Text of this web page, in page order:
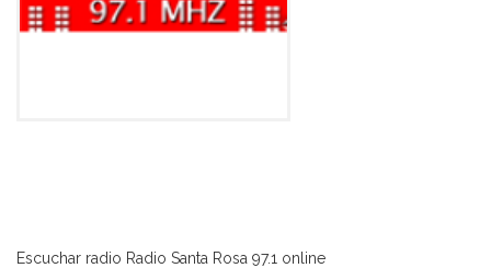
Escuchar radio Radio Santa Rosa 97.1 online